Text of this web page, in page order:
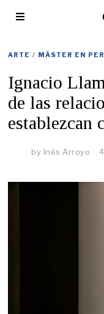
ARTE / MÁSTER EN
Ignacio
de las
establezcan
by Inés Arroyo